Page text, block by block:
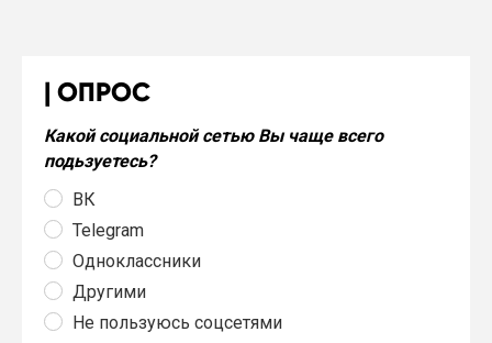
ОПРОС
Какой социальной сетью Вы чаще всего
подьзуетесь?
ВК
Telegram
Одноклассники
Другими
Не пользуюсь соцсетями